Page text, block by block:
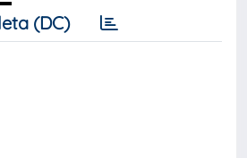
(DC)